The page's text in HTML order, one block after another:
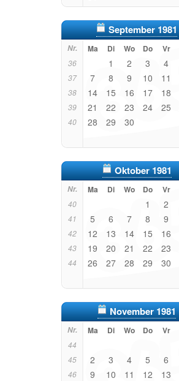
September 1981
Nr. Ma Di Wo Do Vr
36 1 2 3 4
37 7 8 9 10 11
38 14 15 16 17 18
39 21 22 23 24 25
40 28 29 30
Oktober 1981
Nr. Ma Di Wo Do Vr
40 1 2
41 5 6 7 8 9
42 12 13 14 15 16
43 19 20 21 22 23
44 26 27 28 29 30
November 1981
Nr. Ma Di Wo Do Vr
44
45 2 3 4 5 6
46 9 10 11 12 13